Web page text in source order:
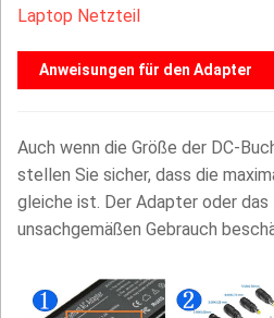
Laptop Netzteil
Anweisungen für den Adapter
Auch wenn die Größe der DC-
stellen Sie sicher, dass die
gleiche ist. Der Adapter oder
unsachgemäßen Gebrauch